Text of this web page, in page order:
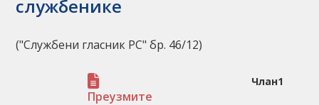
службенике
("Службени гласник РС" бр. 46/12)
Преузмите
Члан1